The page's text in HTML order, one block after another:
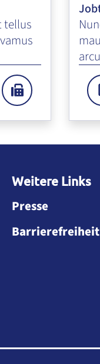
tellus
FAX:
Zum
Weitere Links
Presse
Barrierefreiheit